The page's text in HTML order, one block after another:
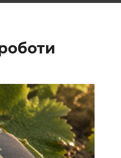
для вина Лого
та
вина Villa